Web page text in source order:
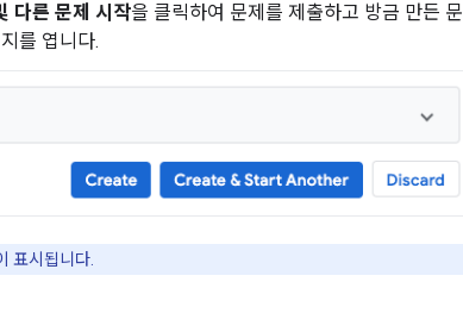
다른 문제 시작을 클릭하여 문제를 제출하고 방금 만든 문
를 엽니다.
표시됩니다.